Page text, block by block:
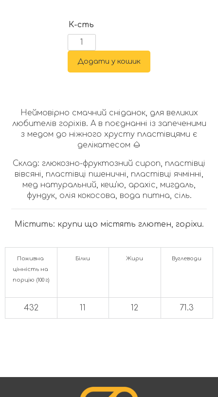
К-сть
Додати у кошик
Неймовірно смачний сніданок, для великих
любителів горіхів. А в поєднанні із запеченими
з медом до ніжного хрусту пластівцями є
делікатесом 🌰
Склад: глюкозно-фруктозний сироп, пластівці
вівсяні, пластівці пшеничні, пластівці ячмінні,
мед натуральний, кеш’ю, арахіс, мигдаль,
фундук, олія кокосова, вода питна, сіль.
Містить: крупи що містять глютен, горіхи.
Поживна
цінність на
порцію (100 г)
Білки Жири Вуглеводи
432 11 12 71.3